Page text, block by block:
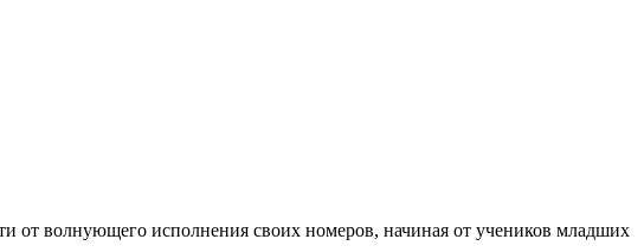
от волнующего исполнения своих номеров, начиная от учеников младших